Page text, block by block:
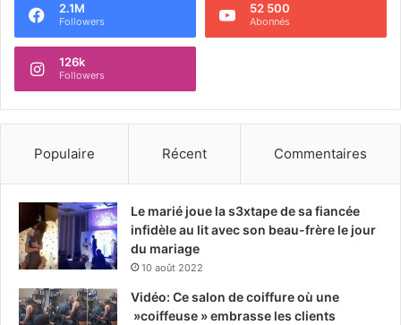
2.1M
Followers
52 500
Abonnés
126k
Followers
Populaire Récent Commentaires
Le marié joue la s3xtape de sa fiancée
infidèle au lit avec son beau-frère le jour
du mariage
10 août 2022
Vidéo: Ce salon de coiffure où une
»coiffeuse » embrasse les clients